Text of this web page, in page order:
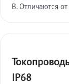
В. Отличаются
IP68